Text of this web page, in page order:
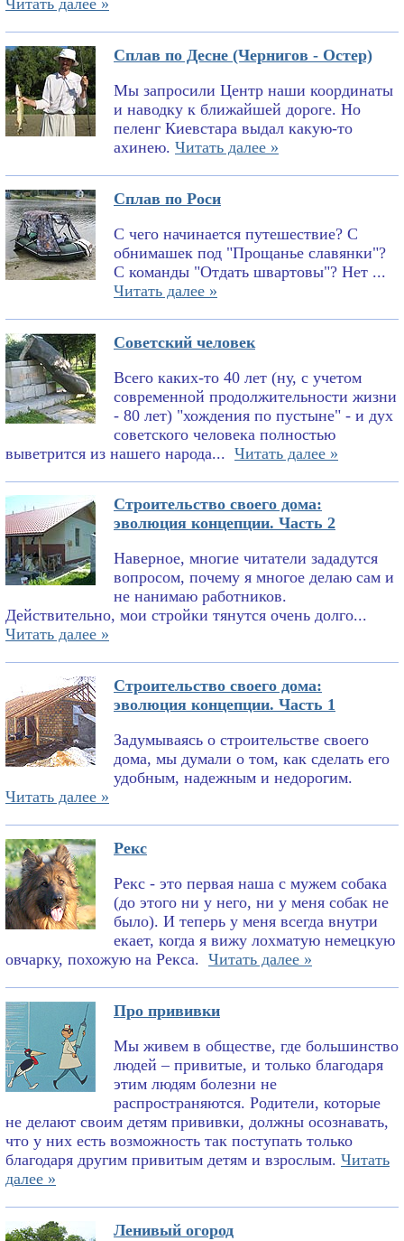
Сплав по Десне (Чернигов - Остер)
Мы запросили Центр наши координаты
и наводку к ближайшей дороге. Но
пеленг Киевстара выдал какую-то
ахинею. Читать далее »
Сплав по Роси
С чего начинается путешествие? С
обнимашек под "Прощанье славянки"?
С команды "Отдать швартовы"? Нет ...
Читать далее »
Советский человек
Всего каких-то 40 лет (ну, с учетом
современной продолжительности жизни
- 80 лет) "хождения по пустыне" - и дух
советского человека полностью
выветрится из нашего народа... Читать далее »
Строительство своего дома:
эволюция концепции. Часть 2
Наверное, многие читатели зададутся
вопросом, почему я многое делаю сам и
не нанимаю работников.
Действительно, мои стройки тянутся очень долго...
Читать далее »
Строительство своего дома:
эволюция концепции. Часть 1
Задумываясь о строительстве своего
дома, мы думали о том, как сделать его
удобным, надежным и недорогим.
Читать далее »
Рекс
Рекс - это первая наша с мужем собака
(до этого ни у него, ни у меня собак не
было). И теперь у меня всегда внутри
екает, когда я вижу лохматую немецкую
овчарку, похожую на Рекса. Читать далее »
Про прививки
Мы живем в обществе, где большинство
людей – привитые, и только благодаря
этим людям болезни не
распространяются. Родители, которые
не делают своим детям прививки, должны осознавать,
что у них есть возможность так поступать только
благодаря другим привитым детям и взрослым. Читать
далее »
Ленивый огород